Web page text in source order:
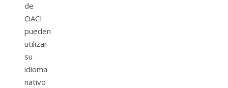
de
OACI
pueden
utilizar
su
idioma
nativo